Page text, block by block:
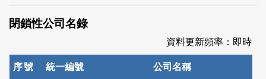
索
閉鎖性公司名錄
資料更新頻率：即時
序號 統一編號 公司名稱